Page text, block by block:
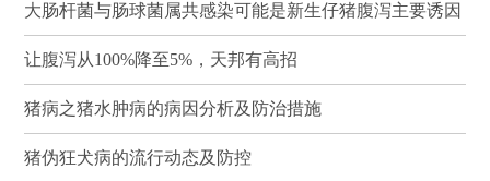
大肠杆菌与肠球菌属共感染可能是新生仔猪腹泻主要诱因
让腹泻从100%降至5%，天邦有高招
猪病之猪水肿病的病因分析及防治措施
猪伪狂犬病的流行动态及防控